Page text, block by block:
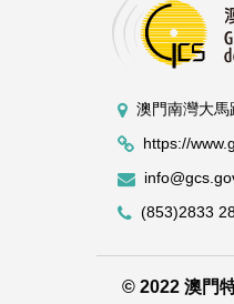
澳門南灣大
https://
(853)2833
© 2022 澳門